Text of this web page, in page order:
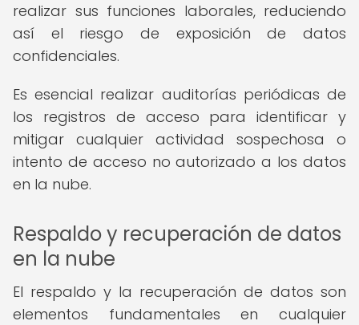
realizar sus funciones laborales, reduciendo
así el riesgo de exposición de datos
confidenciales.
Es esencial realizar auditorías periódicas de
los registros de acceso para identificar y
mitigar cualquier actividad sospechosa o
intento de acceso no autorizado a los datos
en la nube.
Respaldo y recuperación de datos
en la nube
El respaldo y la recuperación de datos son
elementos fundamentales en cualquier